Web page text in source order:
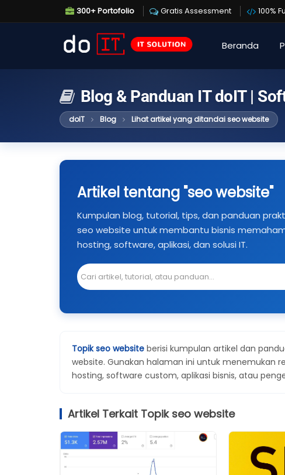
300+ Portofolio Gratis Assessment 100%
Beranda
Blog & Panduan IT doIT |
doIT Blog Lihat artikel yang ditandai seo website
Artikel tentang "seo website"
Kumpulan blog, tutorial, tips, dan panduan
seo website untuk membantu bisnis
hosting, software, aplikasi, dan solusi IT.
Topik seo website berisi kumpulan artikel dan
website. Gunakan halaman ini untuk menemukan
hosting, software custom, aplikasi bisnis, atau
Artikel Terkait Topik seo website